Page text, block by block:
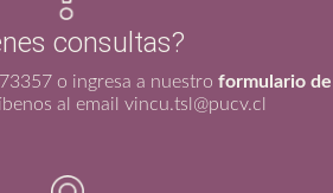
consultas?
o ingresa a nuestro formulario de
al email vincu.tsl@pucv.cl